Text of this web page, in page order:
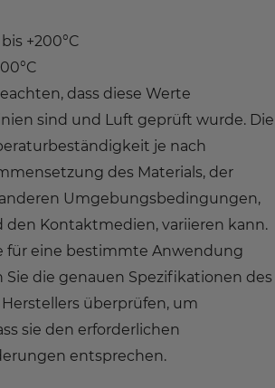
+200°C
dass diese Werte
sind und Luft geprüft wurde. Die
je nach
des Materials, der
Umgebungsbedingungen,
den Kontaktmedien, variieren kann.
für eine bestimmte Anwendung
Sie die genauen Spezifikationen des
überprüfen, um
sie den erforderlichen
entsprechen.